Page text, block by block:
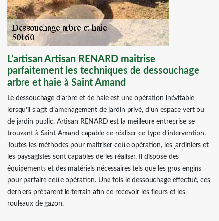
L’artisan Artisan RENARD maitrise
parfaitement les techniques de dessouchage
arbre et haie à Saint Amand
Le dessouchage d’arbre et de haie est une opération inévitable
lorsqu’il s’agit d’aménagement de jardin privé, d’un espace vert ou
de jardin public. Artisan RENARD est la meilleure entreprise se
trouvant à Saint Amand capable de réaliser ce type d’intervention.
Toutes les méthodes pour maitriser cette opération, les jardiniers et
les paysagistes sont capables de les réaliser. Il dispose des
équipements et des matériels nécessaires tels que les gros engins
pour parfaire cette opération. Une fois le dessouchage effectué, ces
derniers préparent le terrain afin de recevoir les fleurs et les
rouleaux de gazon.